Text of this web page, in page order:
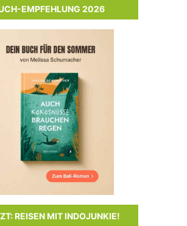
EMPFEHLUNG 2026
REISEN MIT INDOJUNKIE!